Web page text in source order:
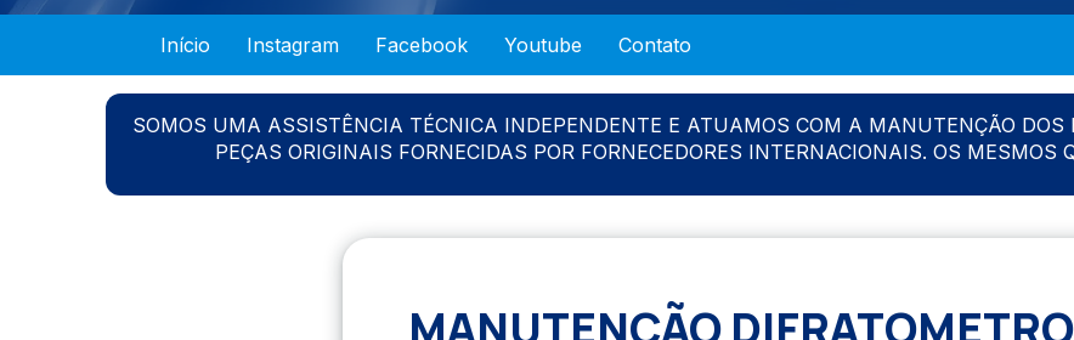
Início Instagram Facebook Youtube Contato
SOMOS UMA ASSISTÊNCIA TÉCNICA INDEPENDENTE E ATUAMOS COM A MANUTENÇÃO
PEÇAS ORIGINAIS FORNECIDAS POR FORNECEDORES INTERNACIONAIS. OS MESMOS